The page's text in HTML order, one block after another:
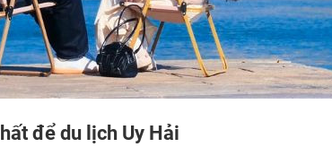
để du lịch Uy Hải